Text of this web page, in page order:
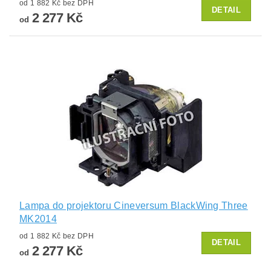
od 1 882 Kč bez DPH
od 2 277 Kč
DETAIL
Lampa do projektoru Cineversum BlackWing Three
MK2014
od 1 882 Kč bez DPH
od 2 277 Kč
DETAIL